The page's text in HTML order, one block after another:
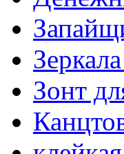
Зонт